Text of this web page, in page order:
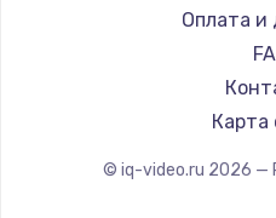
Оплата и
Карта
© iq-video.ru 2026 —